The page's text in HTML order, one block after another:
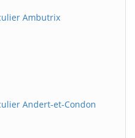
Ambutrix
Andert-et-Condon